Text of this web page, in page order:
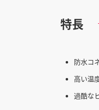
特長
防水コ
高い温
過酷な